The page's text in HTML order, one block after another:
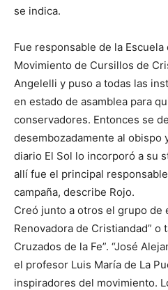
se indica.
Fue responsable de la
Movimiento de Cursillos de
Angelelli y puso a todas las
en estado de asamblea para
conservadores. Entonces se
desembozadamente al obispo
diario El Sol lo incorporó a su
allí fue el principal
campaña, describe Rojo.
Creó junto a otros el grupo de
Renovadora de Cristiandad” o
Cruzados de la Fe”. “José
el profesor Luis María de La
inspiradores del movimiento.